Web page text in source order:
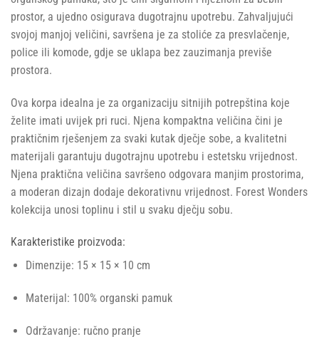
prostor, a ujedno osigurava dugotrajnu upotrebu. Zahvaljujući
svojoj manjoj veličini, savršena je za stoliće za presvlačenje,
police ili komode, gdje se uklapa bez zauzimanja previše
prostora.
Ova korpa idealna je za organizaciju sitnijih potrepština koje
želite imati uvijek pri ruci. Njena kompaktna veličina čini je
praktičnim rješenjem za svaki kutak dječje sobe, a kvalitetni
materijali garantuju dugotrajnu upotrebu i estetsku vrijednost.
Njena praktična veličina savršeno odgovara manjim prostorima,
a moderan dizajn dodaje dekorativnu vrijednost. Forest Wonders
kolekcija unosi toplinu i stil u svaku dječju sobu.
Karakteristike proizvoda:
Dimenzije: 15 × 15 × 10 cm
Materijal: 100% organski pamuk
Održavanje: ručno pranje